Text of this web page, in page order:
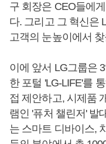
구 회장은 CEO들에
다. 그리고 그 혁신은
고객의 눈높이에서
이에 앞서 LG그룹은
한 포털 'LG-LIFE'를
접 제안하고, 시제품
램인 '퓨처 챌린저' 발
는 스마트 디바이스,